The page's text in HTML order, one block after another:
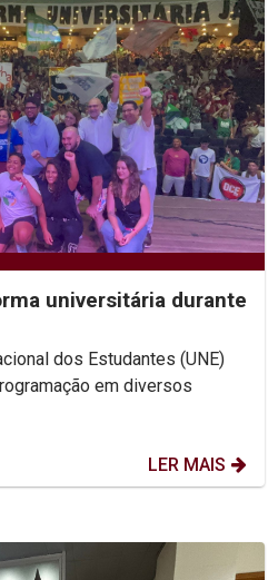
universitária durante
dos Estudantes (UNE)
em diversos
LER MAIS